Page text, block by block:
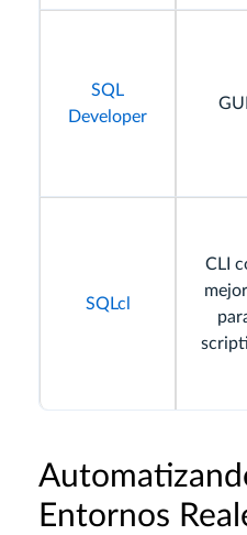
SQL
Developer
GUI
SQLcl
CLI
Entornos